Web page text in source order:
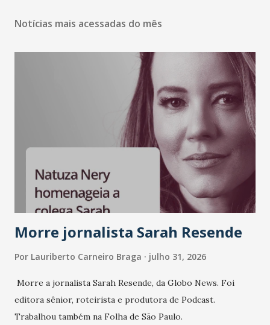
Notícias mais acessadas do mês
Morre jornalista Sarah Resende
Por Lauriberto Carneiro Braga julho 31, 2026
Morre a jornalista Sarah Resende, da Globo News. Foi
editora sênior, roteirista e produtora de Podcast.
Trabalhou também na Folha de São Paulo.